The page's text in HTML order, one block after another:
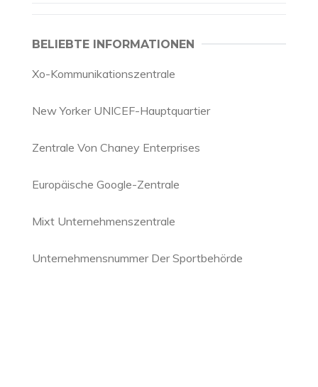
BELIEBTE INFORMATIONEN
Xo-Kommunikationszentrale
New Yorker UNICEF-Hauptquartier
Zentrale Von Chaney Enterprises
Europäische Google-Zentrale
Mixt Unternehmenszentrale
Unternehmensnummer Der Sportbehörde